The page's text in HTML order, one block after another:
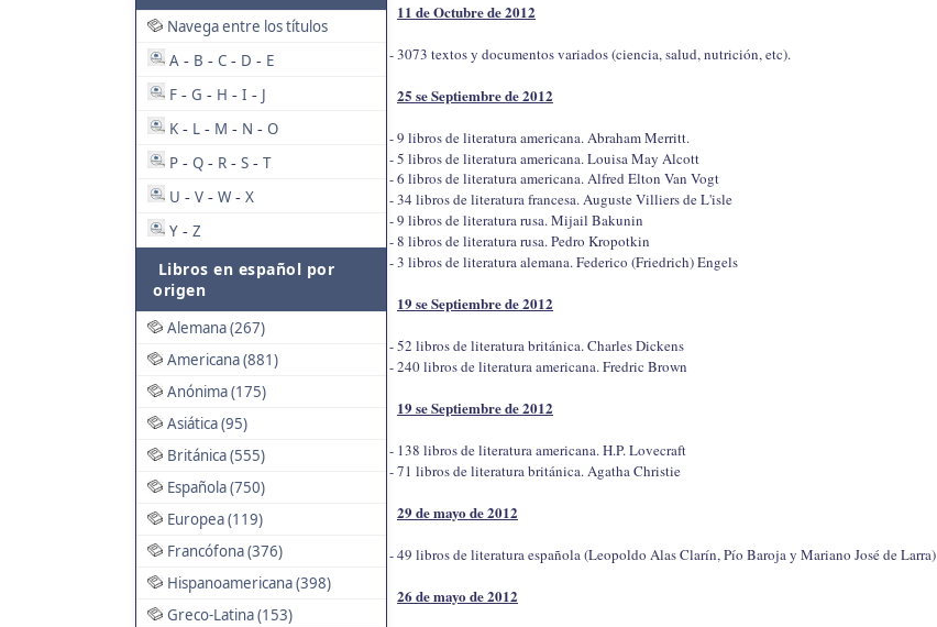
Navega entre los títulos
A - B - C - D - E
F - G - H - I - J
K - L - M - N - O
P - Q - R - S - T
U - V - W - X
Y - Z
Libros en español por
origen
Alemana (267)
Americana (881)
Anónima (175)
Asiática (95)
Británica (555)
Española (750)
Europea (119)
Francófona (376)
Hispanoamericana (398)
Greco-Latina (153)
11 de Octubre de 2012
- 3073 textos y documentos variados (ciencia, salud, nutrición, etc).
25 se Septiembre de 2012
- 9 libros de literatura americana. Abraham Merritt.
- 5 libros de literatura americana. Louisa May Alcott
- 6 libros de literatura americana. Alfred Elton Van Vogt
- 34 libros de literatura francesa. Auguste Villiers de L'isle
- 9 libros de literatura rusa. Mijail Bakunin
- 8 libros de literatura rusa. Pedro Kropotkin
- 3 libros de literatura alemana. Federico (Friedrich) Engels
19 se Septiembre de 2012
- 52 libros de literatura británica. Charles Dickens
- 240 libros de literatura americana. Fredric Brown
19 se Septiembre de 2012
- 138 libros de literatura americana. H.P. Lovecraft
- 71 libros de literatura británica. Agatha Christie
29 de mayo de 2012
- 49 libros de literatura española (Leopoldo Alas Clarín, Pío Baroja y Mariano José de Larra)
26 de mayo de 2012